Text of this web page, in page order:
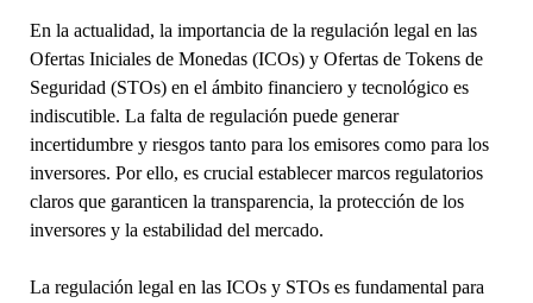
En la actualidad, la importancia de la regulación legal en las
Ofertas Iniciales de Monedas (ICOs) y Ofertas de Tokens de
Seguridad (STOs) en el ámbito financiero y tecnológico es
indiscutible. La falta de regulación puede generar
incertidumbre y riesgos tanto para los emisores como para los
inversores. Por ello, es crucial establecer marcos regulatorios
claros que garanticen la transparencia, la protección de los
inversores y la estabilidad del mercado.
La regulación legal en las ICOs y STOs es fundamental para